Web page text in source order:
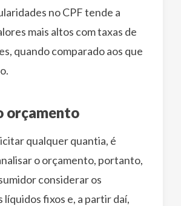
no CPF tende a
mais altos com taxas de
quando comparado aos que
orçamento
qualquer quantia, é
o orçamento, portanto,
considerar os
fixos e, a partir daí,